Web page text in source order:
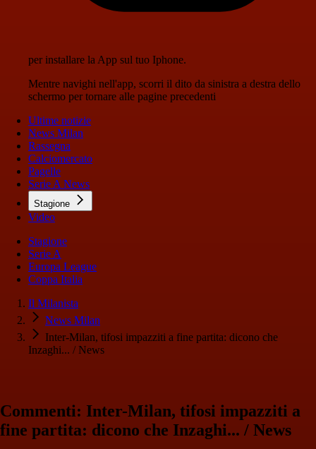
per installare la App sul tuo Iphone.
Mentre navighi nell'app, scorri il dito da sinistra a destra dello
schermo per tornare alle pagine precedenti
Ultime notizie
News Milan
Rassegna
Calciomercato
Pagelle
Serie A News
Stagione
Video
Stagione
Serie A
Europa League
Coppa Italia
Il Milanista
News Milan
Inter-Milan, tifosi impazziti a fine partita: dicono che
Inzaghi... / News
Commenti: Inter-Milan, tifosi impazziti a
fine partita: dicono che Inzaghi... / News